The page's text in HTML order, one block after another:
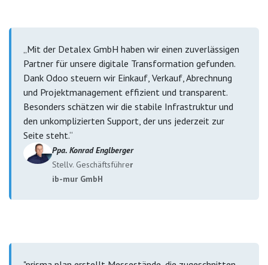
„Mit der Detalex GmbH haben wir einen zuverlässigen
Partner für unsere digitale Transformation gefunden.
Dank Odoo steuern wir Einkauf, Verkauf, Abrechnung
und Projektmanagement effizient und transparent.
Besonders schätzen wir die stabile Infrastruktur und
den unkomplizierten Support, der uns jederzeit zur
Seite steht.“
Ppa. Konrad Englberger
Stellv. Geschäftsführer
ib-mur GmbH